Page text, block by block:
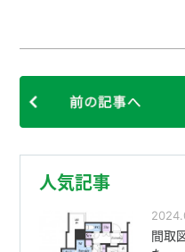
人気記事
間取